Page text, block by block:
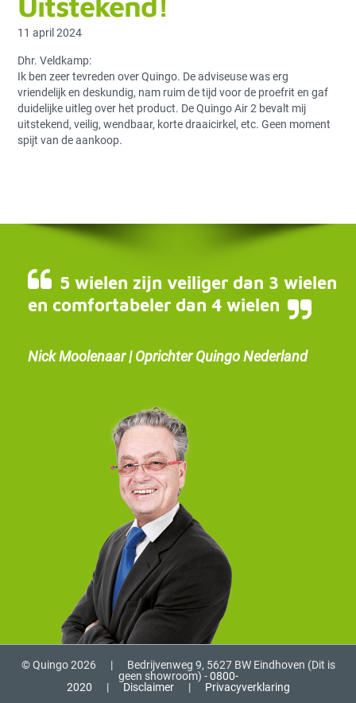
11 april 2024
Dhr. Veldkamp:
Ik ben zeer tevreden over Quingo. De adviseuse was erg
vriendelijk en deskundig, nam ruim de tijd voor de proefrit en gaf
duidelijke uitleg over het product. De Quingo Air 2 bevalt mij
uitstekend, veilig, wendbaar, korte draaicirkel, etc. Geen moment
spijt van de aankoop.
5 wielen zijn veiliger dan 3 wielen
en comfortabeler dan 4 wielen
Nick Moolenaar | Oprichter Quingo Nederland
© Quingo 2026 |
Bedrijvenweg 9, 5627 BW Eindhoven (Dit is
geen showroom) -0800-
2020
| Disclaimer | Privacyverklaring